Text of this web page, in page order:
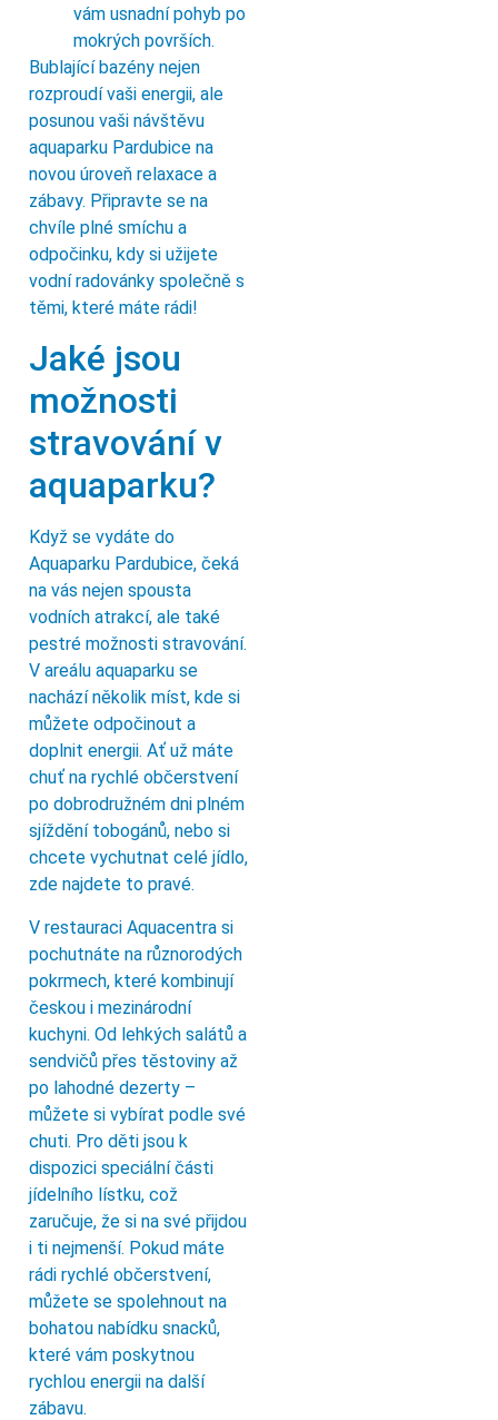
vám usnadní pohyb po
mokrých površích.
Bublající bazény nejen
rozproudí vaši energii, ale
posunou vaši návštěvu
aquaparku Pardubice na
novou úroveň relaxace a
zábavy. Připravte se na
chvíle plné smíchu a
odpočinku, kdy si užijete
vodní radovánky společně s
těmi, které máte rádi!
Jaké jsou
možnosti
stravování v
aquaparku?
Když se vydáte do
Aquaparku Pardubice, čeká
na vás nejen spousta
vodních atrakcí, ale také
pestré možnosti stravování.
V areálu aquaparku se
nachází několik míst, kde si
můžete odpočinout a
doplnit energii. Ať už máte
chuť na rychlé občerstvení
po dobrodružném dni plném
sjíždění tobogánů, nebo si
chcete vychutnat celé jídlo,
zde najdete to pravé.
V restauraci Aquacentra si
pochutnáte na různorodých
pokrmech, které kombinují
českou i mezinárodní
kuchyni. Od lehkých salátů a
sendvičů přes těstoviny až
po lahodné dezerty –
můžete si vybírat podle své
chuti. Pro děti jsou k
dispozici speciální části
jídelního lístku, což
zaručuje, že si na své přijdou
i ti nejmenší. Pokud máte
rádi rychlé občerstvení,
můžete se spolehnout na
bohatou nabídku snacků,
které vám poskytnou
rychlou energii na další
zábavu.